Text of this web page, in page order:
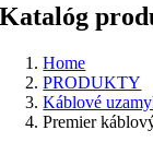
Katalóg
Home
PRODUKTY
Káblové
Premier